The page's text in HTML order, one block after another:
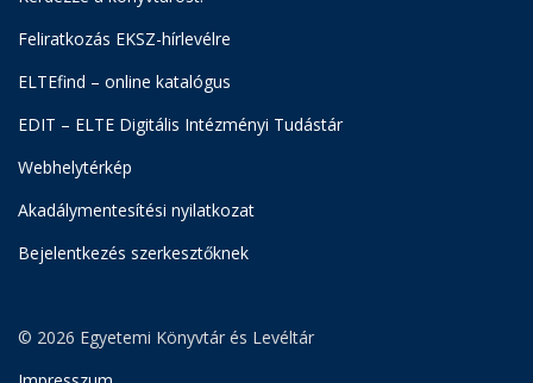
Feliratkozás EKSZ-hírlevélre
ELTEfind – online katalógus
EDIT – ELTE Digitális Intézményi Tudástár
Webhelytérkép
Akadálymentesítési nyilatkozat
Bejelentkezés szerkesztőknek
© 2026 Egyetemi Könyvtár és Levéltár